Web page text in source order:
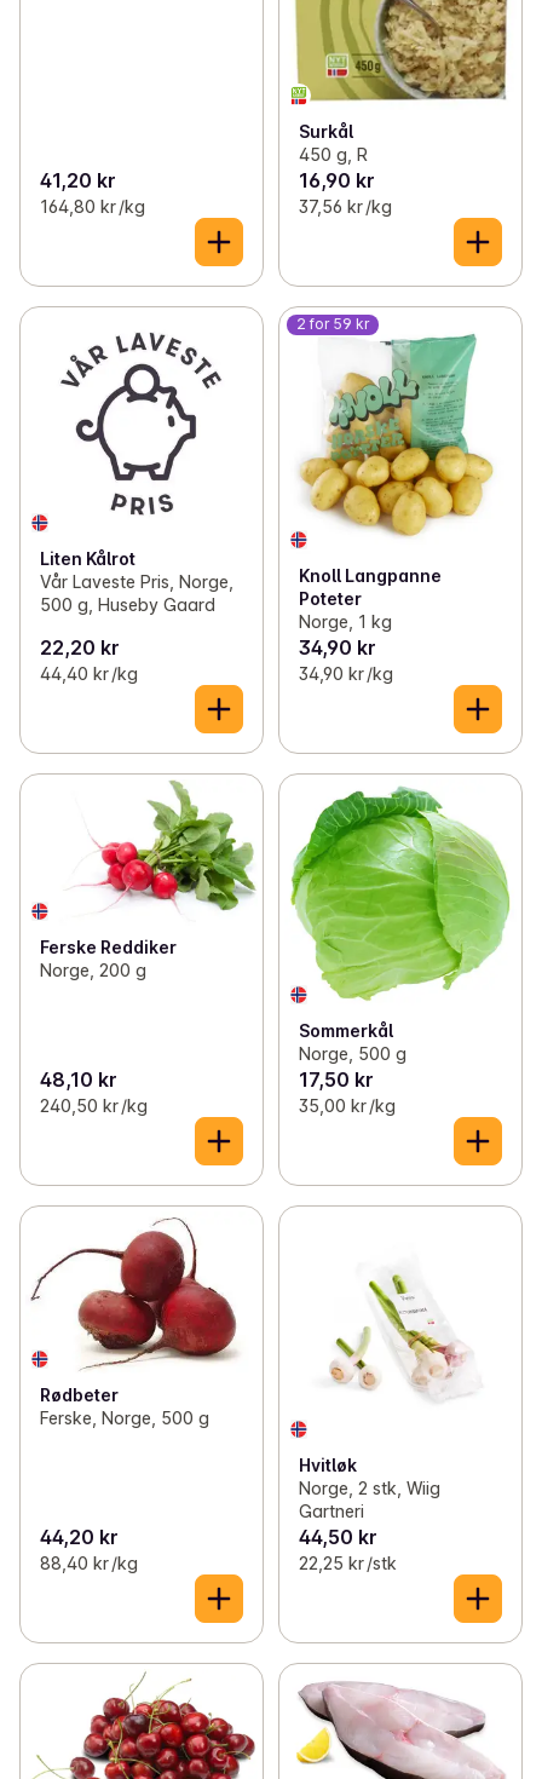
41,20 kr
164,80 kr /kg
Surkål
450 g, R
16,90 kr
37,56 kr /kg
Liten Kålrot
Vår Laveste Pris, Norge,
500 g, Huseby Gaard
22,20 kr
44,40 kr /kg
2 for 59 kr
Knoll Langpanne
Poteter
Norge, 1 kg
34,90 kr
34,90 kr /kg
Ferske Reddiker
Norge, 200 g
48,10 kr
240,50 kr /kg
Sommerkål
Norge, 500 g
17,50 kr
35,00 kr /kg
Rødbeter
Ferske, Norge, 500 g
44,20 kr
88,40 kr /kg
Hvitløk
Norge, 2 stk, Wiig
Gartneri
44,50 kr
22,25 kr /stk